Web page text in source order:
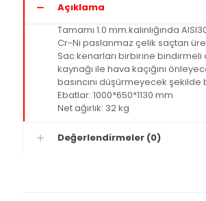
Açıklama
Tamamı 1.0 mm.kalınlığında
Cr-Ni paslanmaz çelik saçtan
Sac kenarları birbirine bindirmeli
kaynağı ile hava kaçığını
basıncını düşürmeyecek şekilde
Ebatlar: 1000*650*1130 mm
Net ağırlık: 32 kg
Değerlendirmeler (0)